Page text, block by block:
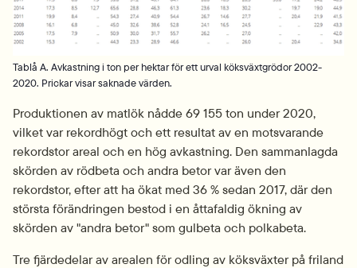
Tablå A. Avkastning i ton per hektar för ett urval köksväxtgrödor 2002-
2020. Prickar visar saknade värden.
Produktionen av matlök nådde 69 155 ton under 2020,
vilket var rekordhögt och ett resultat av en motsvarande
rekordstor areal och en hög avkastning. Den sammanlagda
skörden av rödbeta och andra betor var även den
rekordstor, efter att ha ökat med 36 % sedan 2017, där den
största förändringen bestod i en åttafaldig ökning av
skörden av "andra betor" som gulbeta och polkabeta.
Tre fjärdedelar av arealen för odling av köksväxter på friland